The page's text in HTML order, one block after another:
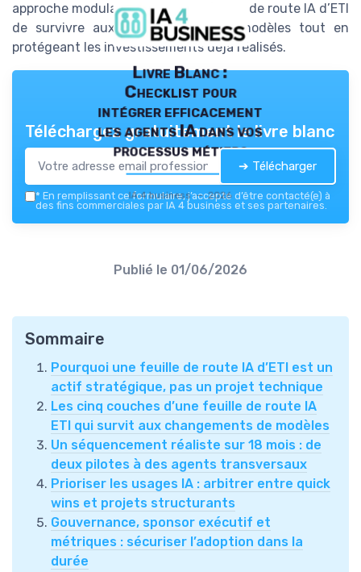
approche modulaire permet à la feuille de route IA d’ETI
de survivre aux changements de modèles tout en
protégeant les investissements déjà réalisés.
Livre Blanc :
Checklist pour
intégrer efficacement
les agents IA dans vos
processus métiers
IA 4 business — 2026
Téléchargez gratuitement le livre blanc
➔ Télécharger
* En remplissant ce formulaire, j’accepte d’être contacté(e) à
des fins commerciales par IA 4 business et ses partenaires.
Publié le 01/06/2026
Sommaire
Pourquoi une feuille de route IA d’ETI est un
actif stratégique, pas un projet technique
Les cinq couches d’une feuille de route IA
ETI qui survit aux changements de modèles
Un séquencement réaliste sur 18 mois : de
deux pilotes à des agents transversaux
Prioriser les usages IA : arbitrer entre quick
wins et projets structurants
Gouvernance, sponsor exécutif et
métriques : sécuriser l’adoption dans la
durée